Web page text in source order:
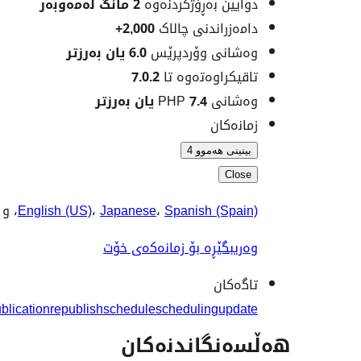
دامەزراندنی چالاک2,000+
وەشانی وۆردپرێس6.0 یان بەرزتر
تاقیکراوەتەوە تا7.0.2
وەشانی PHP7.4 یان بەرزتر
زمانەکان
بینینی هەموو 4
Close
English (US)،Japanese،Spanish (Spain) ، و
وەریبگێڕە بۆ زمانەکەی خۆت
تاگەکان
republishscheduleschedulingupdate
هەڵسەنگاندنەکان